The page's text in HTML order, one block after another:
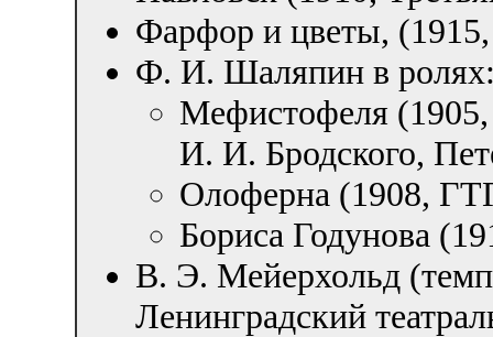
Фарфор и цветы,
Ф. И. Шаляпин в
Мефистофеля
И. И. Бродского,
Олоферна (1908,
Бориса Годунова
В. Э. Мейерхольд
Ленинградский